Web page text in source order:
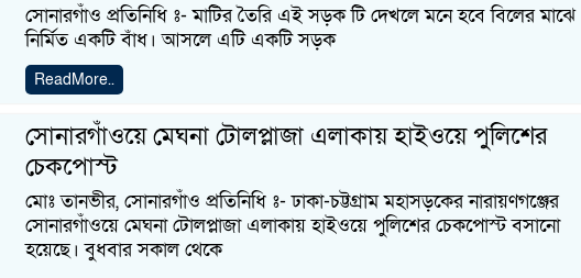
সোনারগাঁও প্রতিনিধি ঃ- মাটির তৈরি এই সড়ক টি দেখলে মনে হবে বিলের মাঝে
নির্মিত একটি বাঁধ। আসলে এটি একটি সড়ক
ReadMore..
সোনারগাঁওয়ে মেঘনা টোলপ্লাজা এলাকায় হাইওয়ে পুলিশের
চেকপোস্ট
মোঃ তানভীর, সোনারগাঁও প্রতিনিধি ঃ- ঢাকা-চট্টগ্রাম মহাসড়কের নারায়ণগঞ্জের
সোনারগাঁওয়ে মেঘনা টোলপ্লাজা এলাকায় হাইওয়ে পুলিশের চেকপোস্ট বসানো
হয়েছে। বুধবার সকাল থেকে